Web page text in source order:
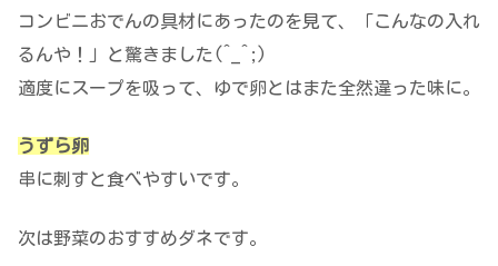
コンビニおでんの具材にあったのを見て、「こんなの入れ
るんや！」と驚きました(^_^;)
適度にスープを吸って、ゆで卵とはまた全然違った味に。
うずら卵
串に刺すと食べやすいです。
次は野菜のおすすめダネです。